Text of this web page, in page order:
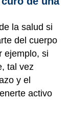
la salud si
del cuerpo
ejemplo, si
tal vez
y el
activo